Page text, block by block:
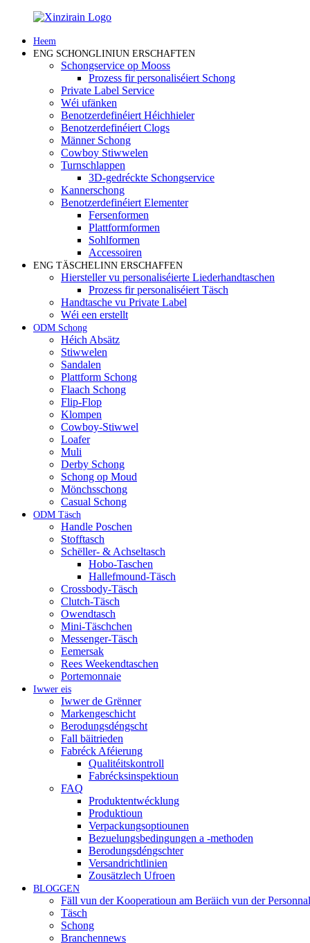
Heem
ENG SCHONGLINIUN ERSCHAFTEN
Schongservice op Mooss
Prozess fir personaliséiert Schong
Private Label Service
Wéi ufänken
Benotzerdefinéiert Héichhieler
Benotzerdefinéiert Clogs
Männer Schong
Cowboy Stiwwelen
Turnschlappen
3D-gedréckte Schongservice
Kannerschong
Benotzerdefinéiert Elementer
Fersenformen
Plattformformen
Sohlformen
Accessoiren
ENG TÄSCHELINN ERSCHAFFEN
Hiersteller vu personaliséierte Liederhandtaschen
Prozess fir personaliséiert Täsch
Handtasche vu Private Label
Wéi een erstellt
ODM Schong
Héich Absätz
Stiwwelen
Sandalen
Plattform Schong
Flaach Schong
Flip-Flop
Klompen
Cowboy-Stiwwel
Loafer
Muli
Derby Schong
Schong op Moud
Mönchsschong
Casual Schong
ODM Täsch
Handle Poschen
Stofftasch
Schëller- & Achseltasch
Hobo-Taschen
Hallefmound-Täsch
Crossbody-Täsch
Clutch-Täsch
Owendtasch
Mini-Täschchen
Messenger-Täsch
Eemersak
Rees Weekendtaschen
Portemonnaie
Iwwer eis
Iwwer de Grënner
Markengeschicht
Berodungsdéngscht
Fall bäitrieden
Fabréck Aféierung
Qualitéitskontroll
Fabrécksinspektioun
FAQ
Produktentwécklung
Produktioun
Verpackungsoptiounen
Bezuelungsbedingungen a -methoden
Berodungsdéngschter
Versandrichtlinien
Zousätzlech Ufroen
BLOGGEN
Fäll vun der Kooperatioun am Beräich vun der
Täsch
Schong
Branchennews